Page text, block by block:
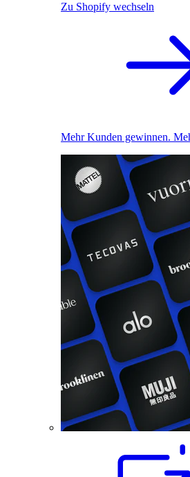
Zu Shopify wechseln
Mehr Kunden gewinnen.